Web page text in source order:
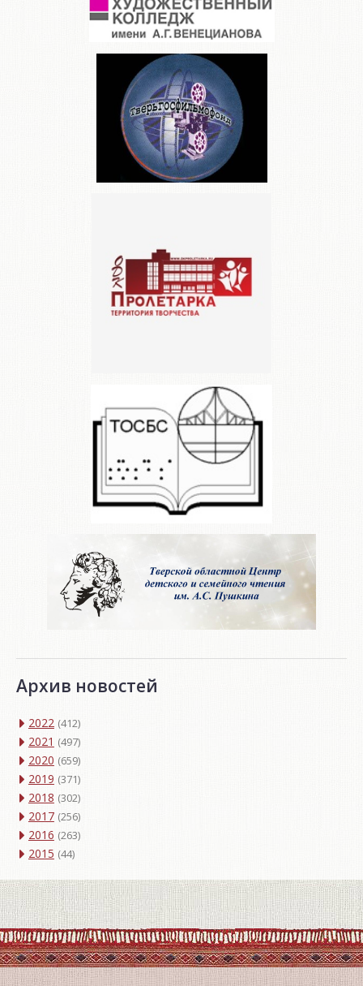
Архив новостей
2022 (412)
2021 (497)
2020 (659)
2019 (371)
2018 (302)
2017 (256)
2016 (263)
2015 (44)